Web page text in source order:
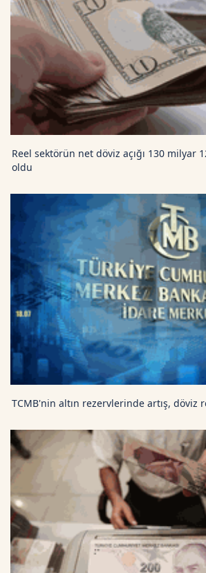
Reel sektörün net döviz açığı 130 milyar
oldu
TCMB'nin altın rezervlerinde artış, döviz